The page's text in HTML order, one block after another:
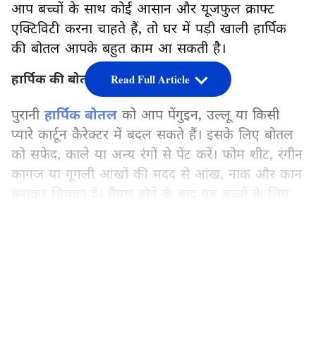
आप बच्चों के साथ कोई आसान और यूजफुल क्राफ्ट
एक्टिविटी करना चाहते हैं, तो घर में पड़ी खाली हार्पिक
की बोतल आपके बहुत काम आ सकती है।
हार्पिक की बोतल से बनाएं कार्टून कैरेक्टर
पुरानी हार्पिक बोतल को आप पेंगुइन, उल्लू या किसी
प्यारे कार्टून कैरेक्टर में बदल सकते हैं। इसके लिए बोतल
को सफेद, काले या अन्य रंगों से पेंट करें। फोम शीट, रंगीन
कागज या गूगली आंखों की मदद से आंख, नाक और कान
बनाकर चिपका दें। तैयार होने के बाद यह बच्चों के लिए
Read Full Article